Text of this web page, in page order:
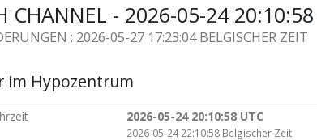
CHANNEL - 2026-05-24 20:10:58
: 2026-05-27 17:23:04 BELGISCHER ZEIT
im Hypozentrum
2026-05-24 20:10:58 UTC
2026-05-24 22:10:58 Belgischer Zeit